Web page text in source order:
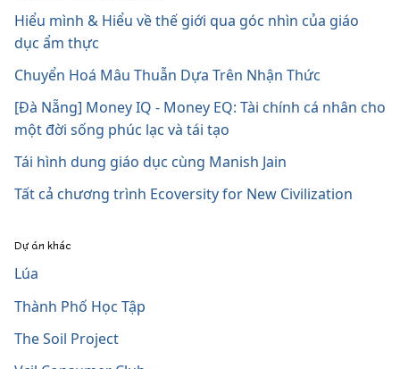
Hiểu mình & Hiểu về thế giới qua góc nhìn của giáo
dục ẩm thực
Chuyển Hoá Mâu Thuẫn Dựa Trên Nhận Thức
[Đà Nẵng] Money IQ - Money EQ: Tài chính cá nhân cho
một đời sống phúc lạc và tái tạo
Tái hình dung giáo dục cùng Manish Jain
Tất cả chương trình Ecoversity for New Civilization
Dự án khác
Lúa
Thành Phố Học Tập
The Soil Project